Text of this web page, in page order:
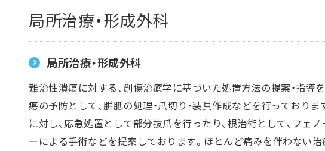
局所治療・形成外科
局所治療・形成外科
難治性潰瘍に対する、創傷治癒学に基づいた処置方法の提案・指導
瘍の予防として、胼胝の処理・爪切り・装具作成などを行っており
に対し、応急処置として部分抜爪を行ったり、根治術として、フェ
ーによる手術などを提案しております。ほとんど痛みを伴わない